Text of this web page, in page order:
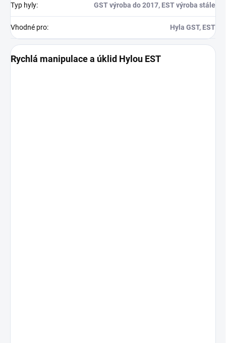
Typ hyly: GST výroba do 2017, EST výroba stále
Vhodné pro: Hyla GST, EST
Rychlá manipulace a úklid Hylou EST